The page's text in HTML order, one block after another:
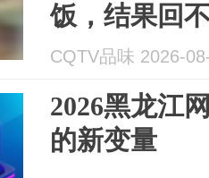
饭，结果回
CQTV品味 2026-
2026黑龙江
的新变量